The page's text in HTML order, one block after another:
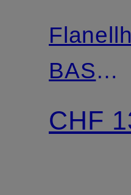
Fit
CHF